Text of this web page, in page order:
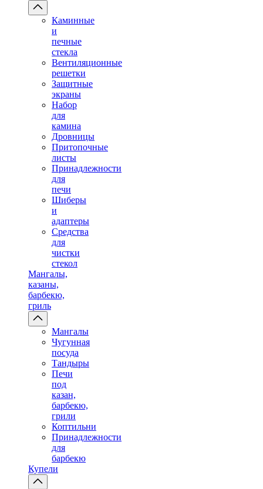
Каминные
и
печные
стекла
Вентиляционные
решетки
Защитные
экраны
Набор
для
камина
Дровницы
Притопочные
листы
Принадлежности
для
печи
Шиберы
и
адаптеры
Средства
для
чистки
стекол
Мангалы,
казаны,
барбекю,
гриль
Мангалы
Чугунная
посуда
Тандыры
Печи
под
казан,
барбекю,
грили
Коптильни
Принадлежности
для
барбекю
Купели